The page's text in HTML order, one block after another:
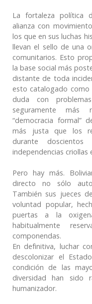
La fortaleza política
alianza con
los que en sus luchas
llevan el sello de una
comunitarios. Esto
la base social más
distante de toda
esto catalogado como
duda con
seguramente más
“democracia formal”
más justa que los
durante
independencias criollas
Pero hay más.
directo no sólo
También sus jueces
voluntad popular,
puertas a la
habitualmente
componendas.
En definitiva, luchar
descolonizar el
condición de las
diversidad han sido
humanizador.